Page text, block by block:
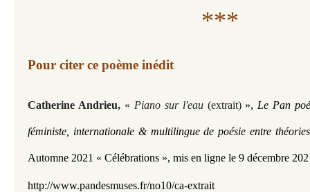
***
Pour citer ce poème inédit
Catherine Andrieu​​, « Piano sur l'eau (extrait) », Le Pan
féministe, internationale & multilingue de poésie entre
Automne 2021 « Célébrations », mis en ligne le 9 décembre
http://www.pandesmuses.fr/no10/ca-extrait